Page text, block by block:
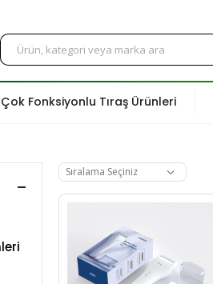
Çok Fonksiyonlu Tıraş Ürünleri